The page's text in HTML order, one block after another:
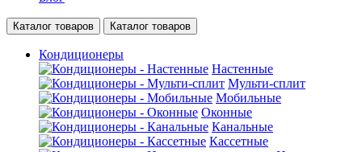
Каталог товаров Каталог товаров
Кондиционеры
Настенные
Мульти-сплит
Мобильные
Оконные
Канальные
Кассетные